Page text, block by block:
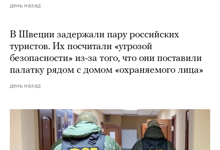
день назад
В Швеции задержали пару российских
туристов. Их посчитали «угрозой
безопасности» из-за того, что они поставили
палатку рядом с домом «охраняемого лица»
день назад